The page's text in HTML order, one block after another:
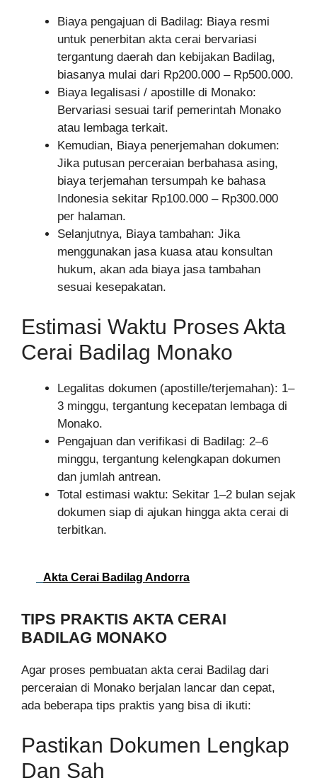
Biaya pengajuan di Badilag: Biaya resmi
untuk penerbitan akta cerai bervariasi
tergantung daerah dan kebijakan Badilag,
biasanya mulai dari Rp200.000 – Rp500.000.
Biaya legalisasi / apostille di Monako:
Bervariasi sesuai tarif pemerintah Monako
atau lembaga terkait.
Kemudian, Biaya penerjemahan dokumen:
Jika putusan perceraian berbahasa asing,
biaya terjemahan tersumpah ke bahasa
Indonesia sekitar Rp100.000 – Rp300.000
per halaman.
Selanjutnya, Biaya tambahan: Jika
menggunakan jasa kuasa atau konsultan
hukum, akan ada biaya jasa tambahan
sesuai kesepakatan.
Estimasi Waktu Proses Akta
Cerai Badilag Monako
Legalitas dokumen (apostille/terjemahan): 1–
3 minggu, tergantung kecepatan lembaga di
Monako.
Pengajuan dan verifikasi di Badilag: 2–6
minggu, tergantung kelengkapan dokumen
dan jumlah antrean.
Total estimasi waktu: Sekitar 1–2 bulan sejak
dokumen siap di ajukan hingga akta cerai di
terbitkan.
Akta Cerai Badilag Andorra
TIPS PRAKTIS AKTA CERAI
BADILAG MONAKO
Agar proses pembuatan akta cerai Badilag dari
perceraian di Monako berjalan lancar dan cepat,
ada beberapa tips praktis yang bisa di ikuti:
Pastikan Dokumen Lengkap
Dan Sah